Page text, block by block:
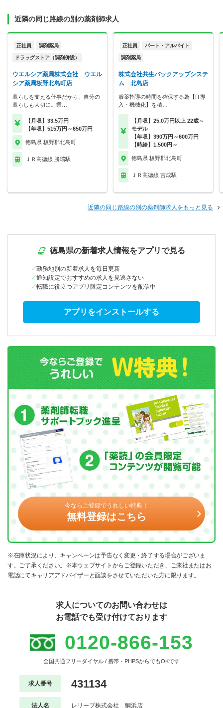
近隣の同じ路線の別の薬剤師求人
正社員 調剤薬局
ドラッグストア（調剤併設）
ウエルシア薬局株式会社 ウエル
シア薬局板野北島町店
暮らしを支える仕事だから、自分の
暮らしも大切に。業…
【月収】33.5万円
【年収】515万円～650万円
徳島県 板野郡北島町
ＪＲ高徳線 勝瑞駅
正社員 パート・アルバイト
調剤薬局
株式会社共生バックアップシステ
ム 北島店
服薬指導の時間を確保する為【IT導
入・機械化】を積…
【月収】25.0万円以上 22歳～
モデル
【年収】390万円～600万円
【時給】1,500円～
徳島県 板野郡北島町
ＪＲ高徳線 吉成駅
近隣の同じ路線の別の薬剤師求人をもっと見る
徳島県の新着求人情報をアプリで見る
勤務地別の新着求人を毎日更新
通知設定でおすすめの求人を見逃さない
転職に役立つアプリ限定コンテンツを配信中
アプリをインストールする
今ならご登録でうれしい特典！
無料登録はこちら
※在庫状況により、キャンペーンは予告なく変更・終了する場合がございま
す。ご了承ください。※本ウェブサイトからご登録いただき、ご来社またはお
電話にてキャリアアドバイザーと面談をさせていただいた方に限ります。
求人についてのお問い合わせは
お電話でも受け付けております
0120-866-153
全国共通フリーダイヤル / 携帯・PHPSからでもOKです
求人番号 431134
法人名 レリープ株式会社 鯛浜店